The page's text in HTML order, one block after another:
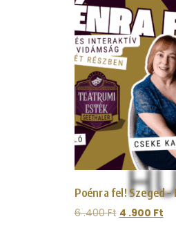
Poénra fel! Szeged
6 .400Ft 4 .900 Ft